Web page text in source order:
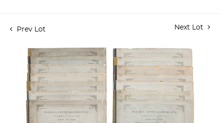
Prev Lot Next Lot